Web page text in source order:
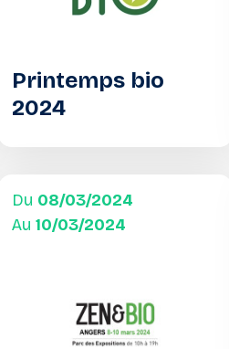
Printemps bio
2024
Du 08/03/2024
Au 10/03/2024